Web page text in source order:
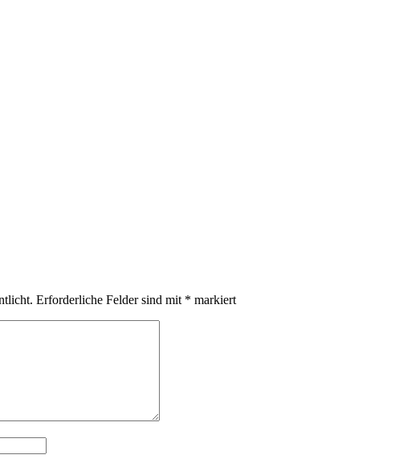
Erforderliche Felder sind mit * markiert